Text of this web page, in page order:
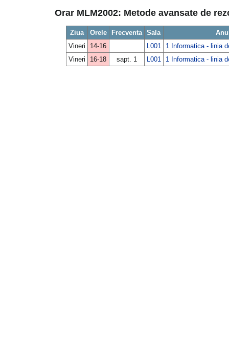
Orar MLM2002: Metode avansate de
Ziua Orele Frecventa Sala
Vineri
14-16 L001
1 Informatica - linia
Vineri
16-18 sapt. 1 L001 1 Informatica - linia